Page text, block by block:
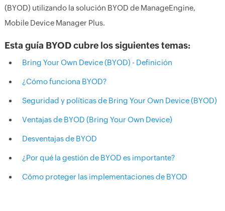
(BYOD) utilizando la solución BYOD de ManageEngine,
Mobile Device Manager Plus.
Esta guía BYOD cubre los siguientes temas:
Bring Your Own Device (BYOD) - Definición
¿Cómo funciona BYOD?
Seguridad y políticas de Bring Your Own Device (BYOD)
Ventajas de BYOD (Bring Your Own Device)
Desventajas de BYOD
¿Por qué la gestión de BYOD es importante?
Cómo proteger las implementaciones de BYOD